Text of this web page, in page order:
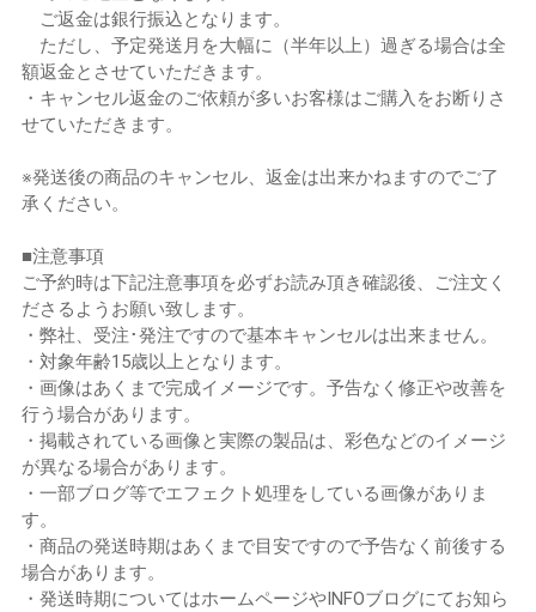
ご返金は銀行振込となります。
ただし、予定発送月を大幅に（半年以上）過ぎる場合は全
額返金とさせていただきます。
・キャンセル返金のご依頼が多いお客様はご購入をお断りさ
せていただきます。
※発送後の商品のキャンセル、返金は出来かねますのでご了
承ください。
■注意事項
ご予約時は下記注意事項を必ずお読み頂き確認後、ご注文く
ださるようお願い致します。
・弊社、受注･発注ですので基本キャンセルは出来ません。
・対象年齢15歳以上となります。
・画像はあくまで完成イメージです。予告なく修正や改善を
行う場合があります。
・掲載されている画像と実際の製品は、彩色などのイメージ
が異なる場合があります。
・一部ブログ等でエフェクト処理をしている画像がありま
す。
・商品の発送時期はあくまで目安ですので予告なく前後する
場合があります。
・発送時期についてはホームページやINFOブログにてお知ら